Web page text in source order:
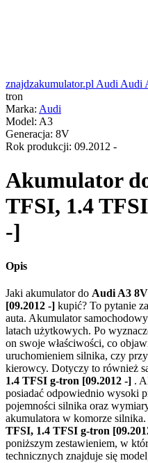
znajdzakumulator.pl Audi Audi
tron
Marka: Audi
Model: A3
Generacja: 8V
Rok produkcji: 09.2012 -
Akumulator
TFSI, 1.4
-]
Opis
Jaki akumulator do Audi A3
[09.2012 -] kupić? To pytanie
auta. Akumulator
latach użytkowych. Po
on swoje właściwości, co
uruchomieniem silnika, czy
kierowcy. Dotyczy to również
1.4 TFSI g-tron [09.2012 -] .
posiadać odpowiednio wysoki
pojemności silnika oraz
akumulatora w komorze
TFSI, 1.4 TFSI g-tron
poniższym zestawieniem, w
technicznych znajduje się